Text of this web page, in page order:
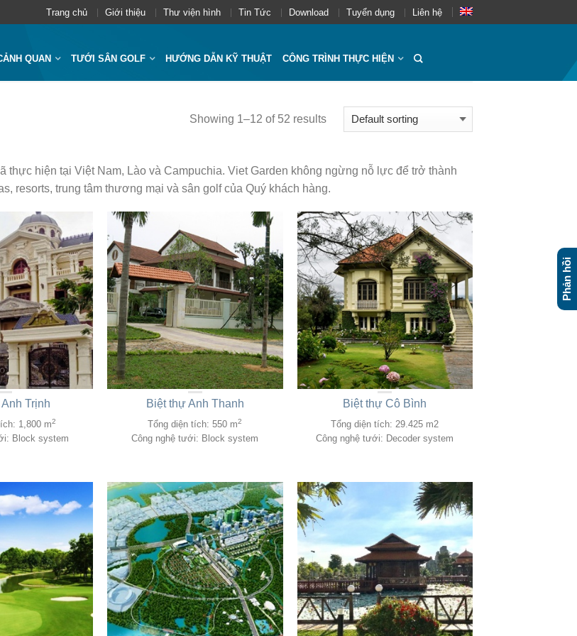
Trang chủ Giới thiệu Thư viện hình Tin Tức Download Tuyển dụng Liên hệ
QUAN TƯỚI SÂN GOLF HƯỚNG DẪN KỸ THUẬT CÔNG TRÌNH THỰC HIỆN
Showing 1–12 of 52 results
thực hiện tại Việt Nam, Lào và Campuchia. Viet Garden không ngừng nỗ lực để trở thành
resorts, trung tâm thương mại và sân golf của Quý khách hàng.
Trịnh
1,800 m2
Block system
Biệt thự Anh Thanh
Tổng diện tích: 550 m2
Công nghệ tưới: Block system
Biệt thự Cô Bình
Tổng diện tích: 29.425 m2
Công nghệ tưới: Decoder system
Phản hồi